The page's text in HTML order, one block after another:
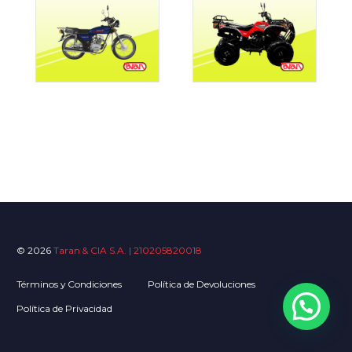
© 2026 Taran & CIA S.A. | 210205820018
Términos y Condiciones Política de Devoluciones
Política de Privacidad